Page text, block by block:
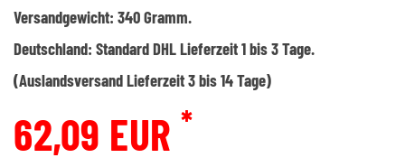
Versandgewicht: 340Gramm.
Deutschland: Standard DHL Lieferzeit 1 bis 3 Tage.
(Auslandsversand Lieferzeit 3 bis 14 Tage)
62,09 EUR *